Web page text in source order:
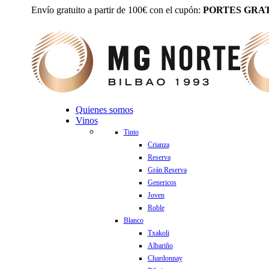
Envío gratuito a partir de 100€ con el cupón: PORTES
Quienes somos
Vinos
Tinto
Crianza
Reserva
Grán Reserva
Genericos
Joven
Roble
Blanco
Txakoli
Albariño
Chardonnay